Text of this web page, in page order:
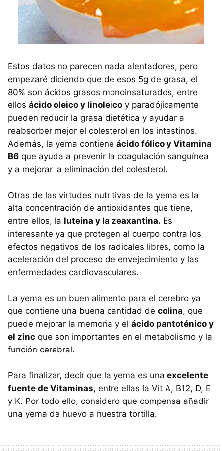
Estos datos no parecen nada alentadores, pero
empezaré diciendo que de esos 5g de grasa, el
80% son ácidos grasos monoinsaturados, entre
ellos ácido oleico y linoleico y paradójicamente
pueden reducir la grasa dietética y ayudar a
reabsorber mejor el colesterol en los intestinos.
Además, la yema contiene ácido fólico y Vitamina
B6 que ayuda a prevenir la coagulación sanguínea
y a mejorar la eliminación del colesterol.
Otras de las virtudes nutritivas de la yema es la
alta concentración de antioxidantes que tiene,
entre ellos, la luteina y la zeaxantina. Es
interesante ya que protegen al cuerpo contra los
efectos negativos de los radicales libres, como la
aceleración del proceso de envejecimiento y las
enfermedades cardiovasculares.
La yema es un buen alimento para el cerebro ya
que contiene una buena cantidad de colina, que
puede mejorar la memoria y el ácido pantoténico y
el zinc que son importantes en el metabolismo y la
función cerebral.
Para finalizar, decir que la yema es una excelente
fuente de Vitaminas, entre ellas la Vit A, B12, D, E
y K. Por todo ello, considero que compensa añadir
una yema de huevo a nuestra tortilla.